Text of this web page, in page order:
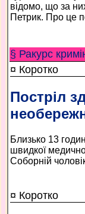
відомо, що за
Петрик. Про це
§ Ракурс
¤ Коротко
Постріл
Близько 13
швидкої
Соборній
¤ Коротко